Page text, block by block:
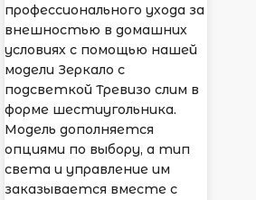
профессионального ухода за
внешностью в домашних
условиях с помощью нашей
модели Зеркало с
подсветкой Тревизо слим в
форме шестиугольника.
Модель дополняется
опциями по выбору, а тип
света и управление им
заказывается вместе с